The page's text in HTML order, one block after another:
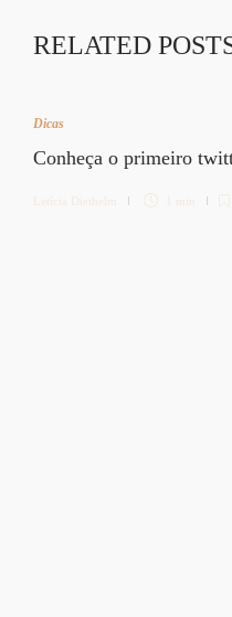
RELATED
Dicas
Conheça o primeiro
Letícia Diethelm 1 min